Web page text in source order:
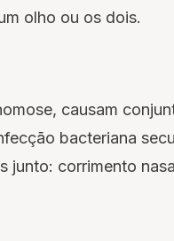
olho ou os dois.
causam
bacteriana
junto: corrimento